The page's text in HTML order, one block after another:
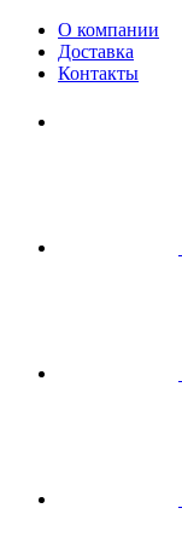
О компании
Доставка
Контакты